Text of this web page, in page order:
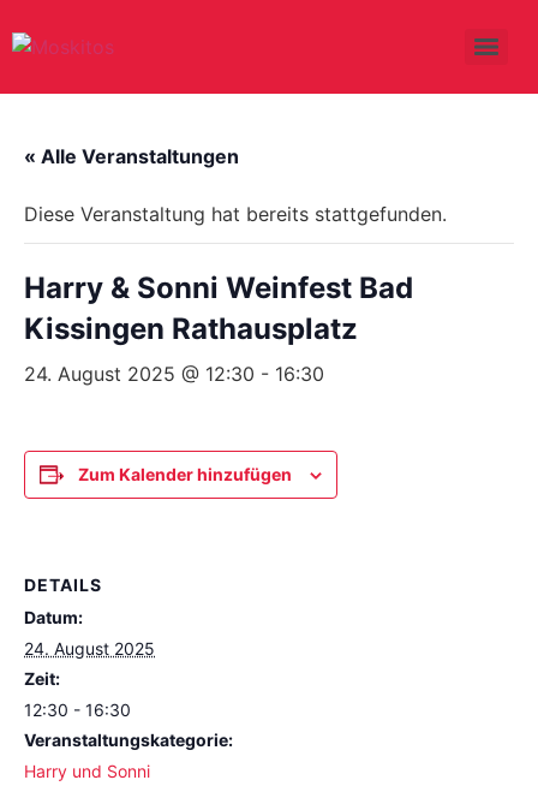
« Alle Veranstaltungen
Diese Veranstaltung hat bereits stattgefunden.
Harry & Sonni Weinfest Bad
Kissingen Rathausplatz
24. August 2025 @ 12:30 - 16:30
Zum Kalender hinzufügen
DETAILS
Datum:
24. August 2025
Zeit:
12:30 - 16:30
Veranstaltungskategorie:
Harry und Sonni